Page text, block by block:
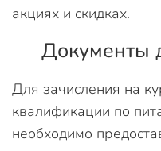
акциях и скидках.
Документы
Для зачисления на
квалификации по
необходимо